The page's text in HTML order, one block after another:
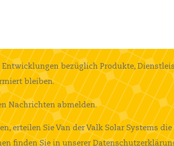
bezüglich Produkte,
bleiben.
Nachrichten abmelden.
erteilen Sie Van der Valk Solar Systems
finden Sie in unserer